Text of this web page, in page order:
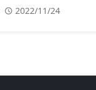
2022/11/24